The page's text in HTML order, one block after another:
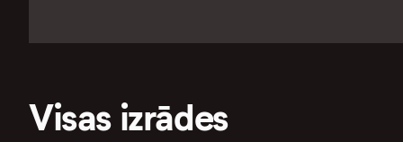
Visas izrādes